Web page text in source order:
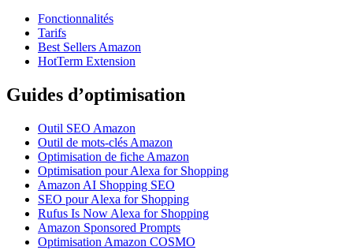
Fonctionnalités
Tarifs
Best Sellers Amazon
HotTerm Extension
Guides d’optimisation
Outil SEO Amazon
Outil de mots-clés Amazon
Optimisation de fiche Amazon
Optimisation pour Alexa for Shopping
Amazon AI Shopping SEO
SEO pour Alexa for Shopping
Rufus Is Now Alexa for Shopping
Amazon Sponsored Prompts
Optimisation Amazon COSMO